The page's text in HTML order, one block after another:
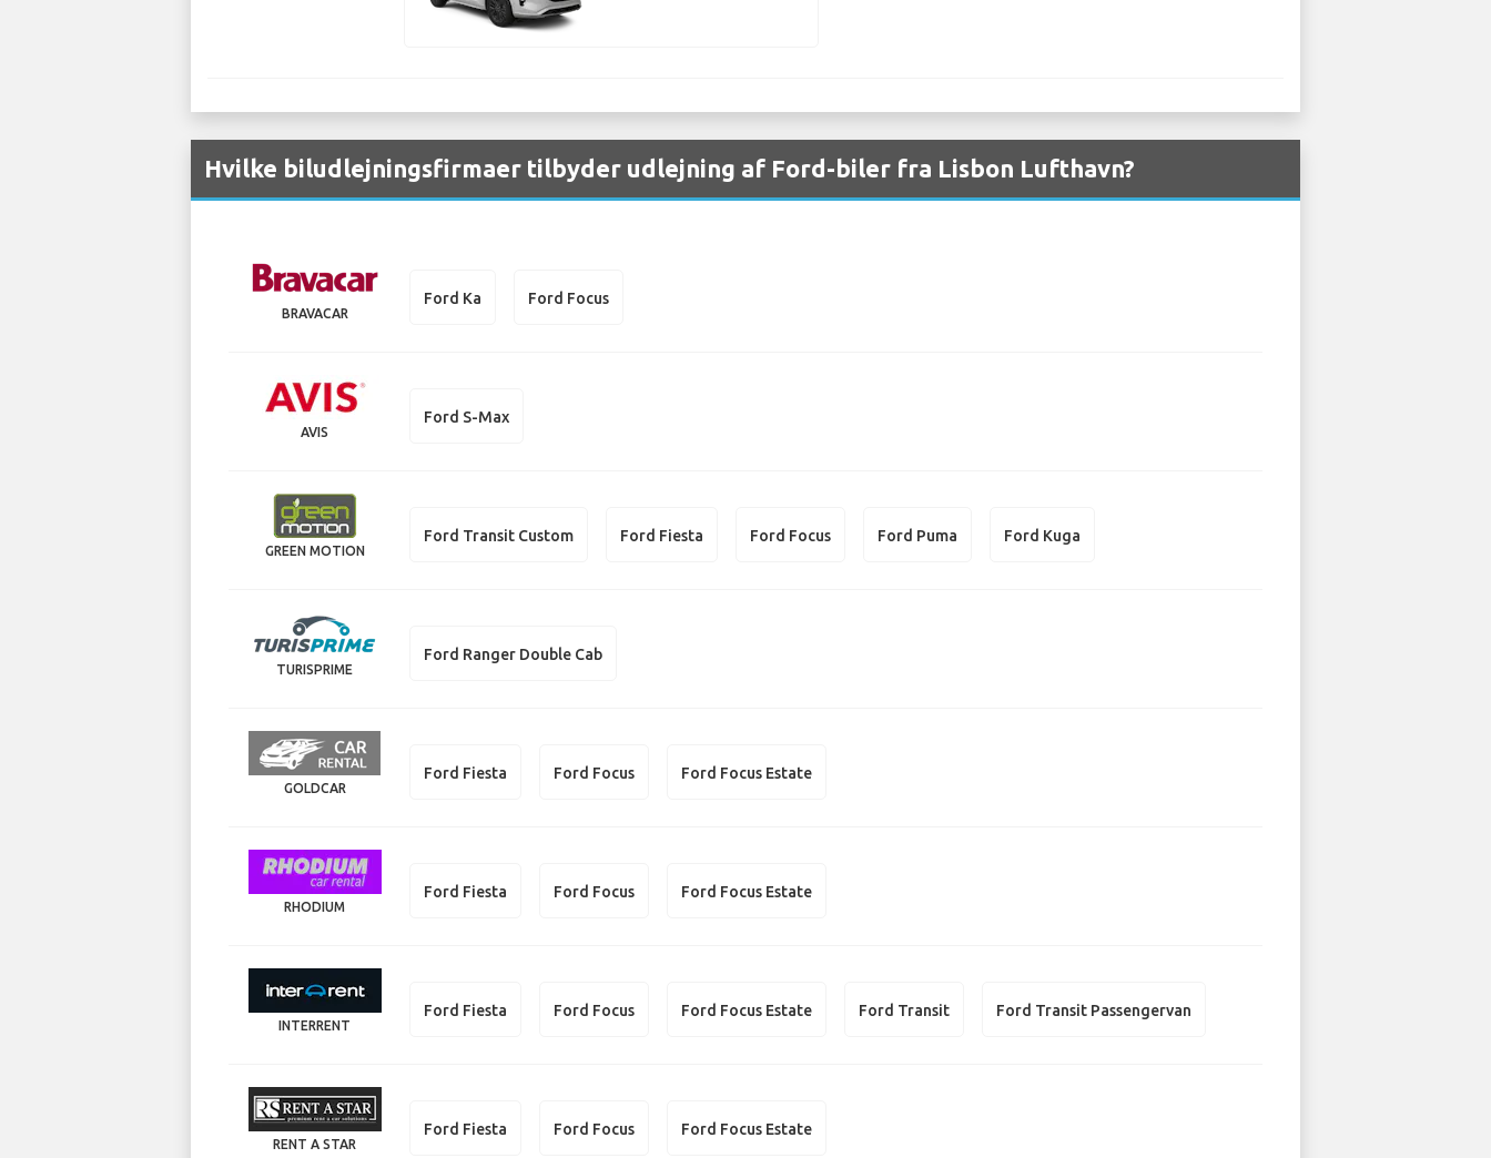
Hvilke biludlejningsfirmaer tilbyder udlejning af Ford-biler fra Lisbon Lufthavn?
BRAVACAR
Ford Ka Ford Focus
AVIS
Ford S-Max
GREEN MOTION
Ford Transit Custom Ford Fiesta Ford Focus Ford Puma Ford Kuga
TURISPRIME
Ford Ranger Double Cab
GOLDCAR
Ford Fiesta Ford Focus Ford Focus Estate
RHODIUM
Ford Fiesta Ford Focus Ford Focus Estate
INTERRENT
Ford Fiesta Ford Focus Ford Focus Estate Ford Transit Ford Transit Passengervan
RENT A STAR
Ford Fiesta Ford Focus Ford Focus Estate